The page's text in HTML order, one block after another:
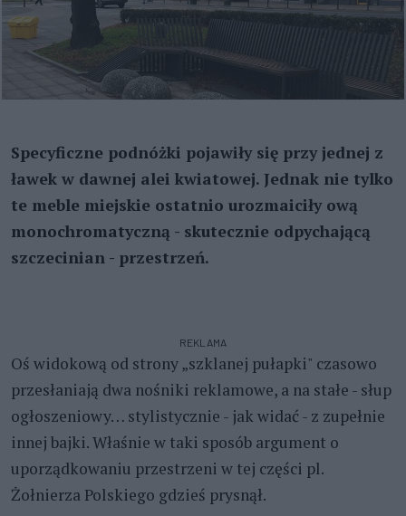
Specyficzne podnóżki pojawiły się przy jednej z
ławek w dawnej alei kwiatowej. Jednak nie tylko
te meble miejskie ostatnio urozmaiciły ową
monochromatyczną - skutecznie odpychającą
szczecinian - przestrzeń.
REKLAMA
Oś widokową od strony „szklanej pułapki" czasowo
przesłaniają dwa nośniki reklamowe, a na stałe - słup
ogłoszeniowy… stylistycznie - jak widać - z zupełnie
innej bajki. Właśnie w taki sposób argument o
uporządkowaniu przestrzeni w tej części pl.
Żołnierza Polskiego gdzieś prysnął.